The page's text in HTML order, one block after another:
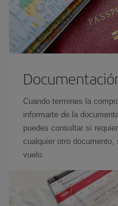
Cuando termines la
informarte de la
puedes consultar si
cualquier otro
vuelo.